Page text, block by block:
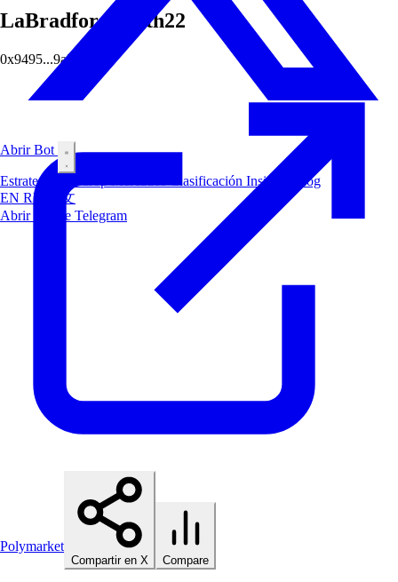
Abrir Bot
Estrategias Clasificación Insiders
Blog
EN RU
中文
Abrir Bot de Telegram
LaBradfordSmith22
0x9495...9a27
Polymarket
Compartir en X Compare